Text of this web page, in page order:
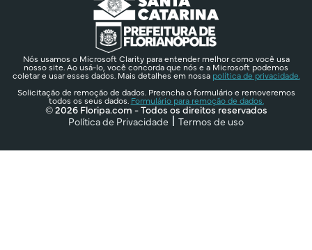
Nós usamos o Microsoft Clarity para entender melhor como você usa
nosso site. Ao usá-lo, você concorda que nós e a Microsoft podemos
coletar e usar esses dados. Mais detalhes em nossa política de privacidade.
Solicitação de remoção de dados. Preencha o formulário e removeremos
todos os seus dados. Formulário para remoção de dados.
© 2026 Floripa.com - Todos os direitos reservados
Política de Privacidade
Termos de uso